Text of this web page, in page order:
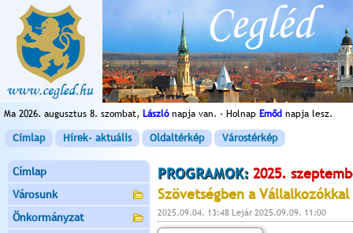
Ma 2026. augusztus 8. szombat, Lászlónapja van. - Holnap Emőd napja lesz.
Címlap Hírek- aktuális Oldaltérkép Várostérkép
Címlap
Városunk
Önkormányzat
PROGRAMOK: 2025.
Szövetségben a Vállalkozókkal
2025.09.04. 13:48 Lejár 2025.09.09. 11:00